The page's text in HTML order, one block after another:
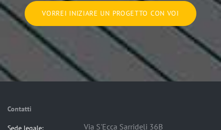
VORREI INIZIARE UN PROGETTO CON VOI
Contatti
Sede legale: Via S'Ecca Sarrideli 36B